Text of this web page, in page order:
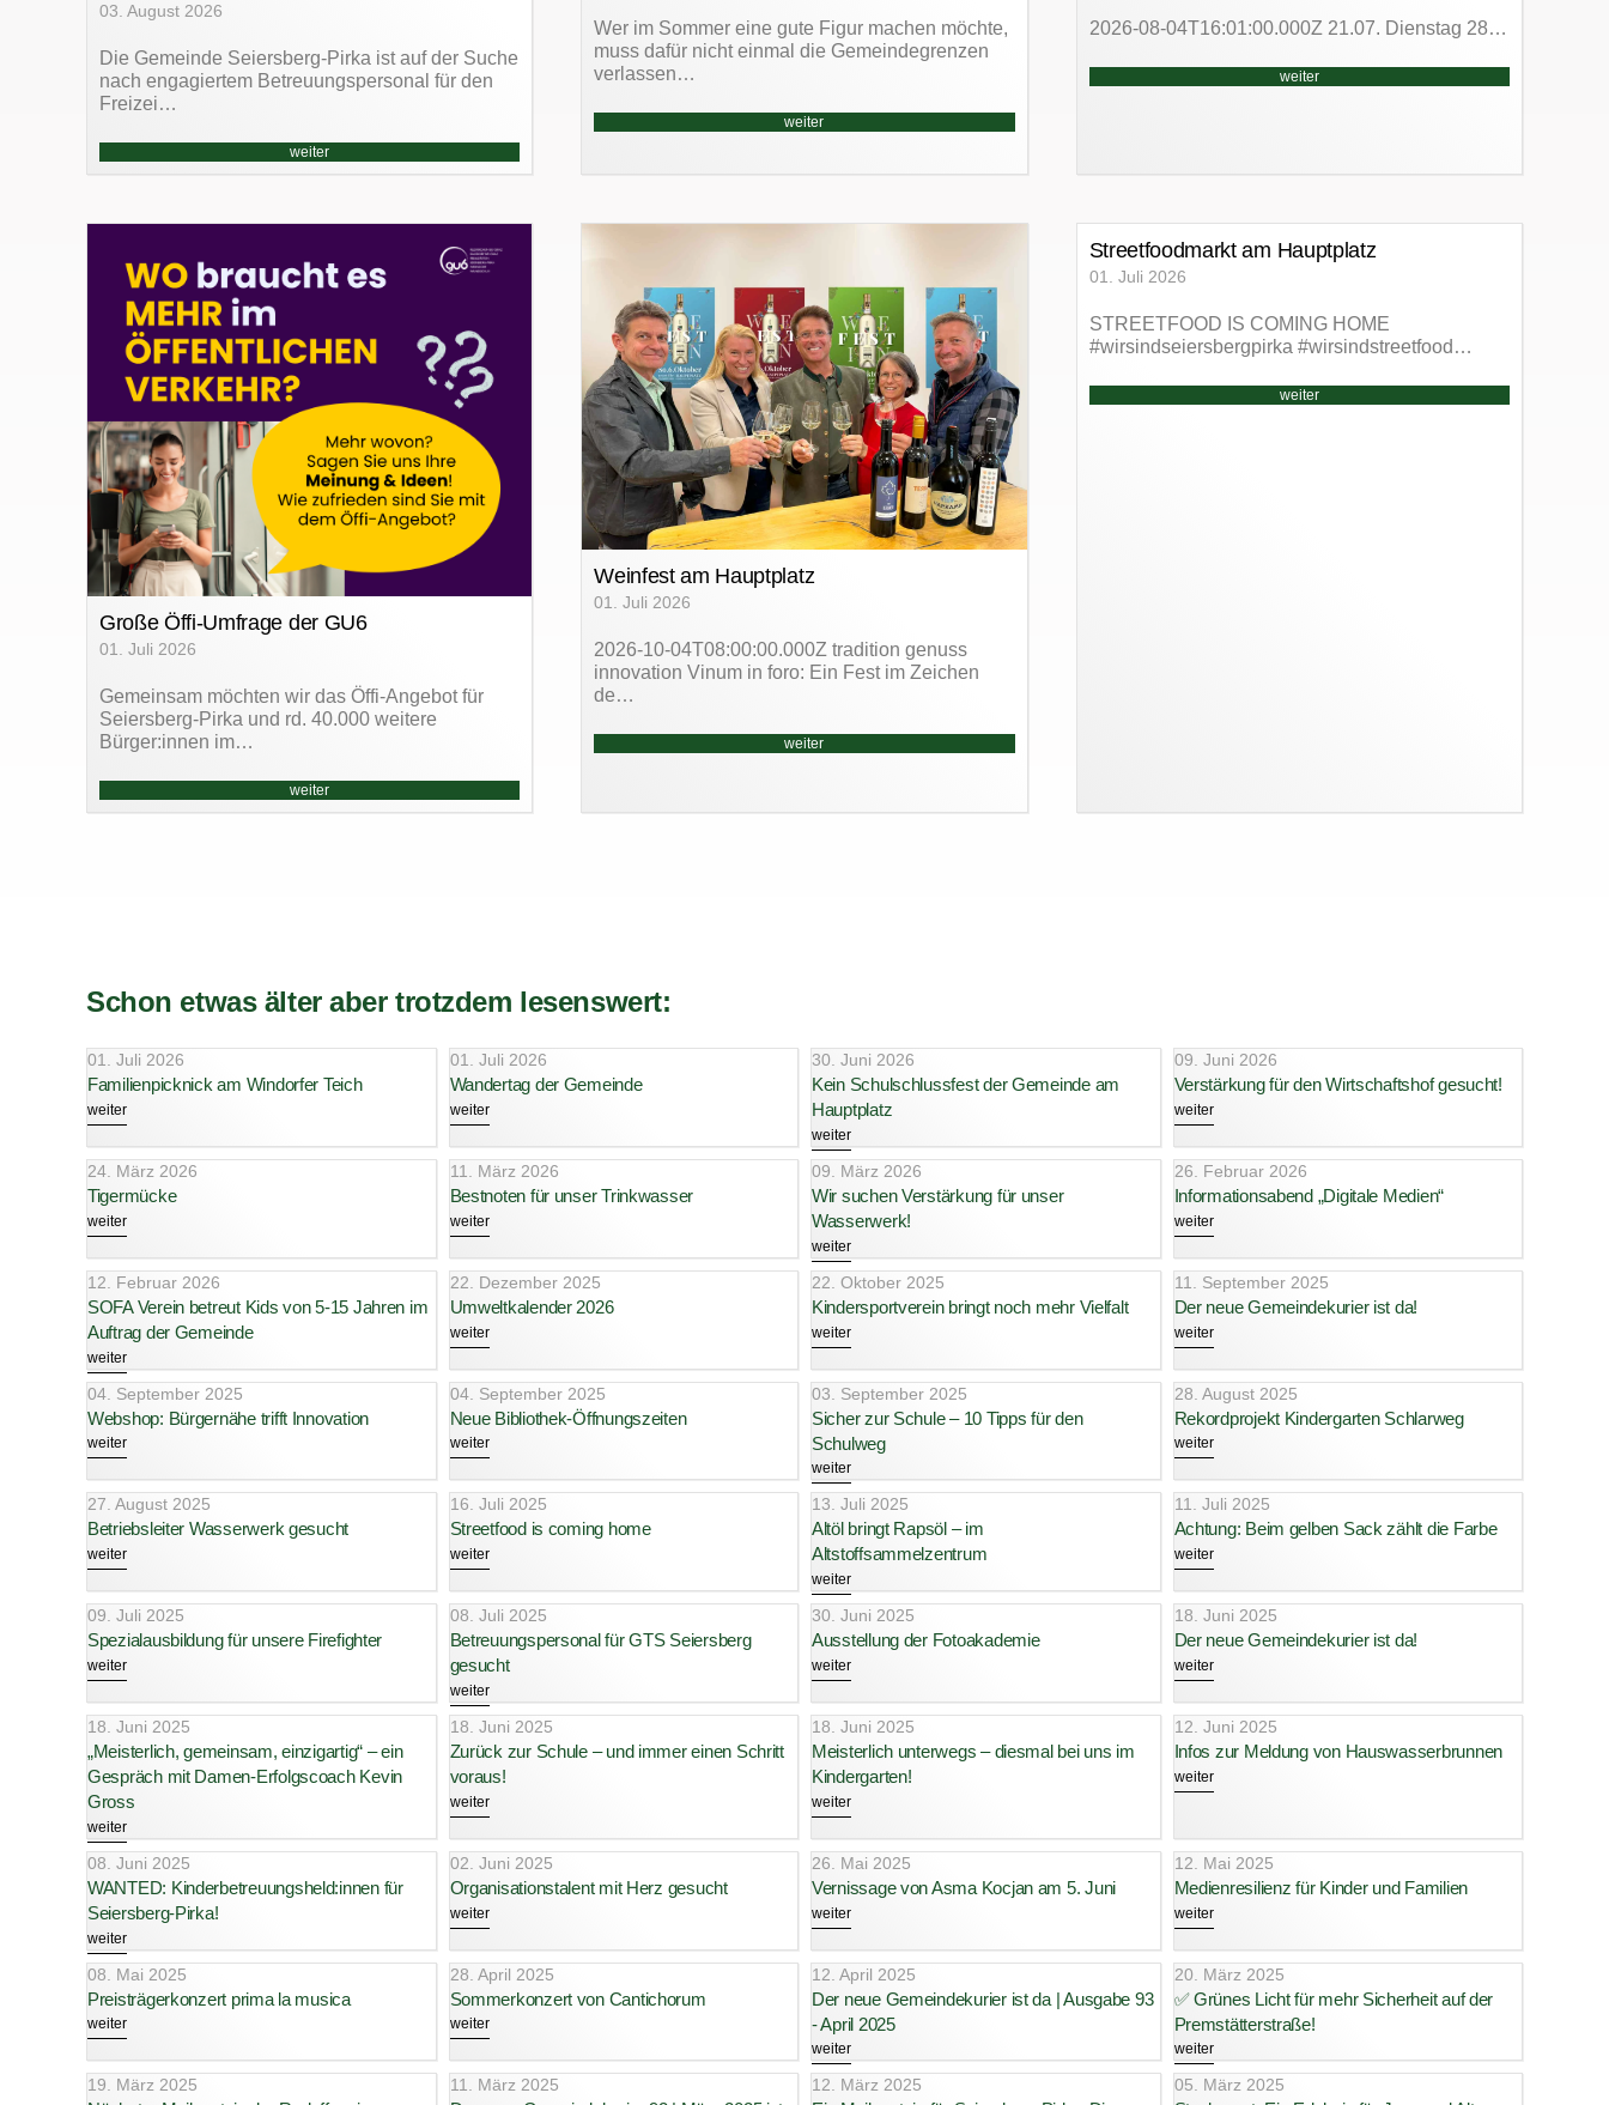
03. August 2026
Die Gemeinde Seiersberg-Pirka ist auf der Suche
nach engagiertem Betreuungspersonal für den
Freizei…
weiter
Wer im Sommer eine gute Figur machen möchte,
muss dafür nicht einmal die Gemeindegrenzen
verlassen…
weiter
2026-08-04T16:01:00.000Z 21.07. Dienstag 28…
weiter
Große Öffi-Umfrage der GU6
01. Juli 2026
Gemeinsam möchten wir das Öffi-Angebot für
Seiersberg-Pirka und rd. 40.000 weitere
Bürger:innen im…
weiter
Weinfest am Hauptplatz
01. Juli 2026
2026-10-04T08:00:00.000Z tradition genuss
innovation Vinum in foro: Ein Fest im Zeichen
de…
weiter
Streetfoodmarkt am Hauptplatz
01. Juli 2026
STREETFOOD IS COMING HOME
#wirsindseiersbergpirka #wirsindstreetfood…
weiter
Schon etwas älter aber trotzdem lesenswert:
01. Juli 2026
Familienpicknick am Windorfer Teich
weiter
01. Juli 2026
Wandertag der Gemeinde
weiter
30. Juni 2026
Kein Schulschlussfest der Gemeinde am
Hauptplatz
weiter
09. Juni 2026
Verstärkung für den Wirtschaftshof gesucht!
weiter
24. März 2026
Tigermücke
weiter
11. März 2026
Bestnoten für unser Trinkwasser
weiter
09. März 2026
Wir suchen Verstärkung für unser
Wasserwerk!
weiter
26. Februar 2026
Informationsabend „Digitale Medien“
weiter
12. Februar 2026
SOFA Verein betreut Kids von 5-15 Jahren im
Auftrag der Gemeinde
weiter
22. Dezember 2025
Umweltkalender 2026
weiter
22. Oktober 2025
Kindersportverein bringt noch mehr Vielfalt
weiter
11. September 2025
Der neue Gemeindekurier ist da!
weiter
04. September 2025
Webshop: Bürgernähe trifft Innovation
weiter
04. September 2025
Neue Bibliothek-Öffnungszeiten
weiter
03. September 2025
Sicher zur Schule – 10 Tipps für den
Schulweg
weiter
28. August 2025
Rekordprojekt Kindergarten Schlarweg
weiter
27. August 2025
Betriebsleiter Wasserwerk gesucht
weiter
16. Juli 2025
Streetfood is coming home
weiter
13. Juli 2025
Altöl bringt Rapsöl – im
Altstoffsammelzentrum
weiter
11. Juli 2025
Achtung: Beim gelben Sack zählt die Farbe
weiter
09. Juli 2025
Spezialausbildung für unsere Firefighter
weiter
08. Juli 2025
Betreuungspersonal für GTS Seiersberg
gesucht
weiter
30. Juni 2025
Ausstellung der Fotoakademie
weiter
18. Juni 2025
Der neue Gemeindekurier ist da!
weiter
18. Juni 2025
„Meisterlich, gemeinsam, einzigartig“ – ein
Gespräch mit Damen-Erfolgscoach Kevin
Gross
weiter
18. Juni 2025
Zurück zur Schule – und immer einen Schritt
voraus!
weiter
18. Juni 2025
Meisterlich unterwegs – diesmal bei uns im
Kindergarten!
weiter
12. Juni 2025
Infos zur Meldung von Hauswasserbrunnen
weiter
08. Juni 2025
WANTED: Kinderbetreuungsheld:innen für
Seiersberg-Pirka!
weiter
02. Juni 2025
Organisationstalent mit Herz gesucht
weiter
26. Mai 2025
Vernissage von Asma Kocjan am 5. Juni
weiter
12. Mai 2025
Medienresilienz für Kinder und Familien
weiter
08. Mai 2025
Preisträgerkonzert prima la musica
weiter
28. April 2025
Sommerkonzert von Cantichorum
weiter
12. April 2025
Der neue Gemeindekurier ist da | Ausgabe 93
- April 2025
weiter
20. März 2025
✅ Grünes Licht für mehr Sicherheit auf der
Premstätterstraße!
weiter
19. März 2025 11. März 2025 12. März 2025 05. März 2025